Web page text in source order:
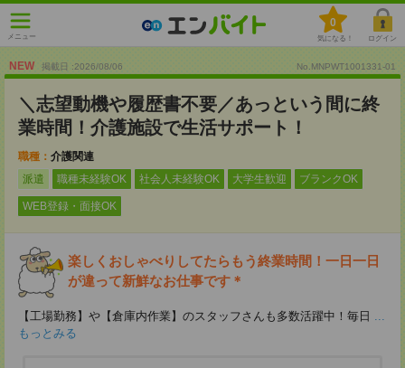
メニュー
0
気になる！ ログイン
NEW 掲載日 :2026/08/06 No.MNPWT1001331-01
＼志望動機や履歴書不要／あっという間に終
業時間！介護施設で生活サポート！
職種： 介護関連
派遣
職種未経験OK 社会人未経験OK 大学生歓迎 ブランクOK
WEB登録・面接OK
楽しくおしゃべりしてたらもう終業時間！一日一日
が違って新鮮なお仕事です＊
【工場勤務】や【倉庫内作業】のスタッフさんも多数活躍中！毎日 ...
もっとみる